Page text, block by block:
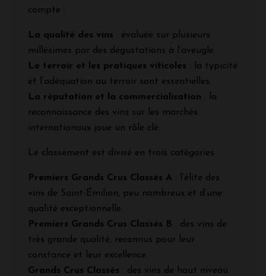
compte :
La qualité des vins : évaluée sur plusieurs
millésimes par des dégustations à l’aveugle.
Le terroir et les pratiques viticoles : la typicité
et l’adéquation au terroir sont essentielles.
La réputation et la commercialisation : la
reconnaissance des vins sur les marchés
internationaux joue un rôle clé.
Le classement est divisé en trois catégories :
Premiers Grands Crus Classés A : l’élite des
vins de Saint-Émilion, peu nombreux et d’une
qualité exceptionnelle.
Premiers Grands Crus Classés B : des vins de
très grande qualité, reconnus pour leur
constance et leur excellence.
Grands Crus Classés : des vins de haut niveau